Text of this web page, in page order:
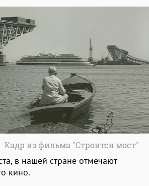
Кадр из фильма "Строится мост"
в нашей стране отмечают
кино.